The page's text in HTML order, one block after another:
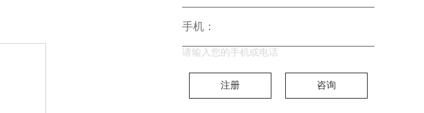
手机：
请输入您的手机或电话
注册 咨询